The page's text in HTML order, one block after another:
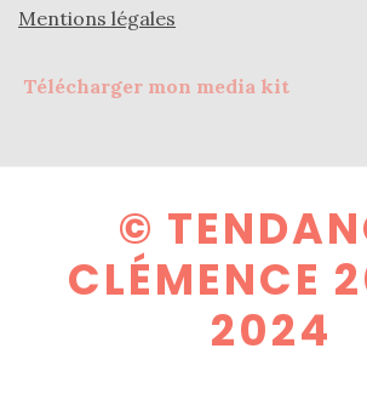
Mentions légales
Télécharger mon media kit
©
CLÉMENCE
2024